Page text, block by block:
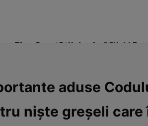
Time SportStil de viațăClick!
NaționalSport
aduse
niște greșeli